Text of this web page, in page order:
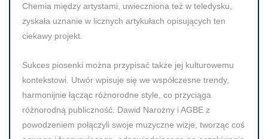
Chemia między artystami, uwieczniona też w teledysku,
zyskała uznanie w licznych artykułach opisujących ten
ciekawy projekt.
Sukces piosenki można przypisać także jej kulturowemu
kontekstowi. Utwór wpisuje się we współczesne trendy,
harmonijnie łącząc różnorodne style, co przyciąga
różnorodną publiczność. Dawid Narożny i AGBE z
powodzeniem połączyli swoje muzyczne wizje, tworząc coś